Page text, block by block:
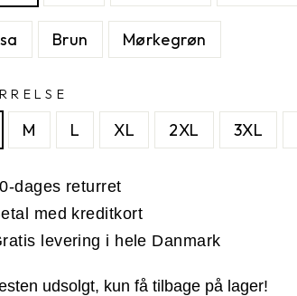
Brun Mørkegrøn
M L XL 2XL 3XL
dages returret
med kreditkort
levering i hele Danmark
udsolgt, kun få tilbage på lager!